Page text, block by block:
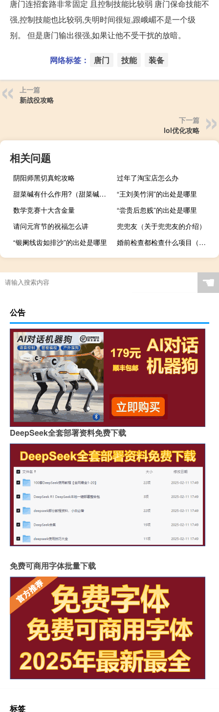
唐门连招套路非常固定 且控制技能比较弱 唐门保命技能不
强,控制技能也比较弱,失明时间很短,跟峨嵋不是一个级
别。 但是唐门输出很强,如果让他不受干扰的放暗。
网络标签： 唐门 技能 装备
上一篇
新战役攻略
下一篇
lol优化攻略
相关问题
阴阳师黑切真蛇攻略
过年了淘宝店怎么办
甜菜碱有什么作用?（甜菜碱有什么作用）
“王刘美竹润”的出处是哪里
数学竞赛十大含金量
“尝贵后忽贱”的出处是哪里
请问元宵节的祝福怎么讲
兜兜友（关于兜兜友的介绍）
“银阑线齿如排沙”的出处是哪里
婚前检查都检查什么项目（婚检检查什么）
☚
公告
DeepSeek全套部署资料免费下载
免费可商用字体批量下载
标签